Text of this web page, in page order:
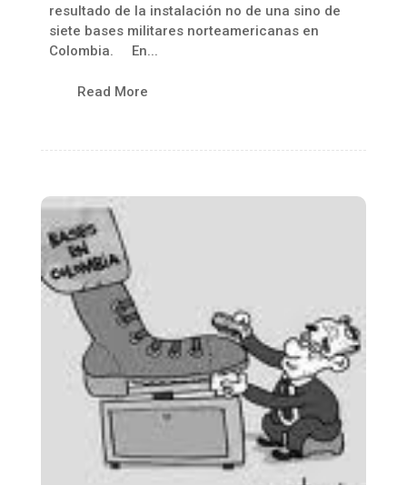
resultado de la instalación no de una sino de
siete bases militares norteamericanas en
Colombia. En...
Read More